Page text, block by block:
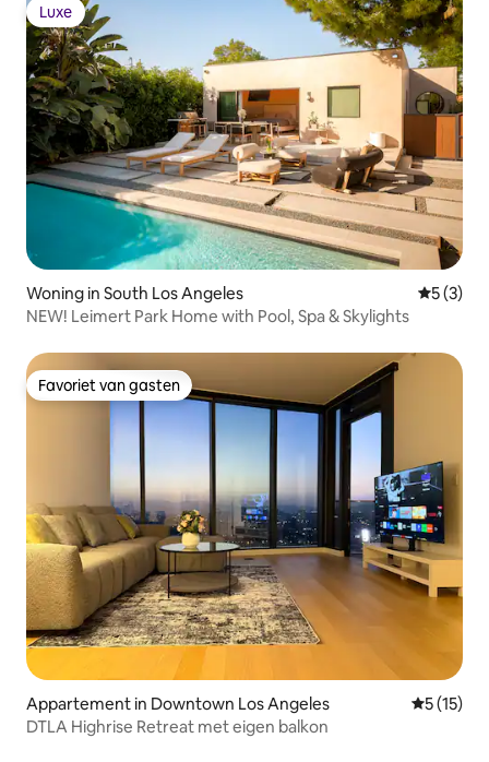
Luxe
Luxe
Woning in South Los Angeles
5 (3)
NEW! Leimert Park Home with Pool, Spa & Skylights
Favoriet van gasten
Favoriet van gasten
Appartement in Downtown Los Angeles
5 (15)
DTLA Highrise Retreat met eigen balkon